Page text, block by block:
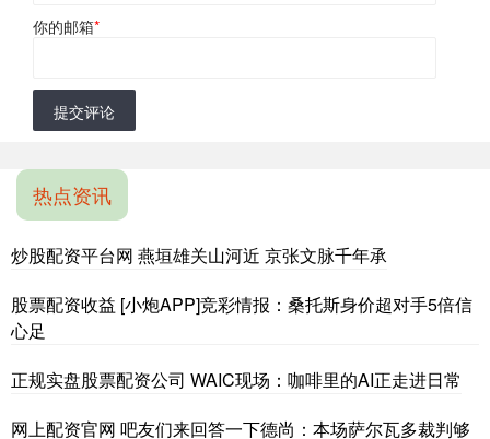
你的邮箱*
提交评论
热点资讯
炒股配资平台网 燕垣雄关山河近 京张文脉千年承
股票配资收益 [小炮APP]竞彩情报：桑托斯身价超对手5倍信
心足
正规实盘股票配资公司 WAIC现场：咖啡里的AI正走进日常
网上配资官网 吧友们来回答一下德尚：本场萨尔瓦多裁判够